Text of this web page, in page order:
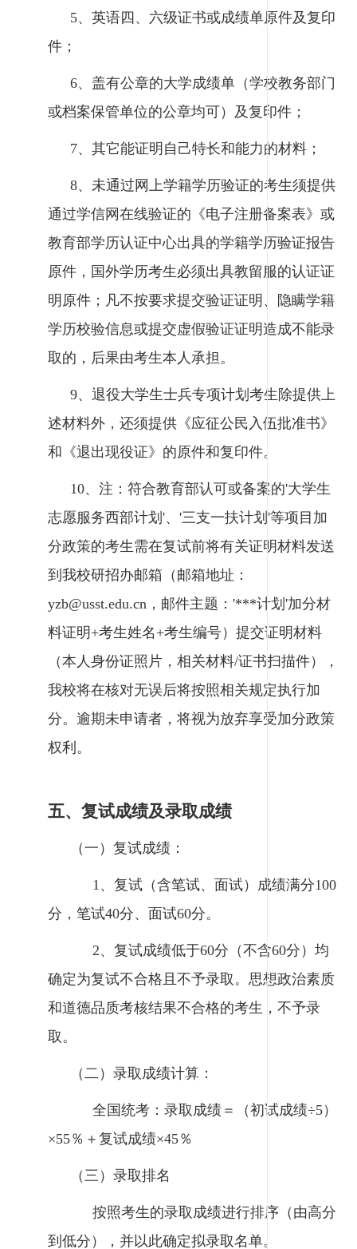
5、英语四、六级证书或成绩单原件及复印
件；
6、盖有公章的大学成绩单（学校教务部门
或档案保管单位的公章均可）及复印件；
7、其它能证明自己特长和能力的材料；
8、未通过网上学籍学历验证的考生须提供
通过学信网在线验证的《电子注册备案表》或
教育部学历认证中心出具的学籍学历验证报告
原件，国外学历考生必须出具教留服的认证证
明原件；凡不按要求提交验证证明、隐瞒学籍
学历校验信息或提交虚假验证证明造成不能录
取的，后果由考生本人承担。
9、退役大学生士兵专项计划考生除提供上
述材料外，还须提供《应征公民入伍批准书》
和《退出现役证》的原件和复印件。
10、注：符合教育部认可或备案的'大学生
志愿服务西部计划'、'三支一扶计划'等项目加
分政策的考生需在复试前将有关证明材料发送
到我校研招办邮箱（邮箱地址：
yzb@usst.edu.cn，邮件主题：'***计划'加分材
料证明+考生姓名+考生编号）提交证明材料
（本人身份证照片，相关材料/证书扫描件），
我校将在核对无误后将按照相关规定执行加
分。逾期未申请者，将视为放弃享受加分政策
权利。
五、复试成绩及录取成绩
（一）复试成绩：
1、复试（含笔试、面试）成绩满分100
分，笔试40分、面试60分。
2、复试成绩低于60分（不含60分）均
确定为复试不合格且不予录取。思想政治素质
和道德品质考核结果不合格的考生，不予录
取。
（二）录取成绩计算：
全国统考：录取成绩＝（初试成绩÷5）
×55％＋复试成绩×45％
（三）录取排名
按照考生的录取成绩进行排序（由高分
到低分），并以此确定拟录取名单。